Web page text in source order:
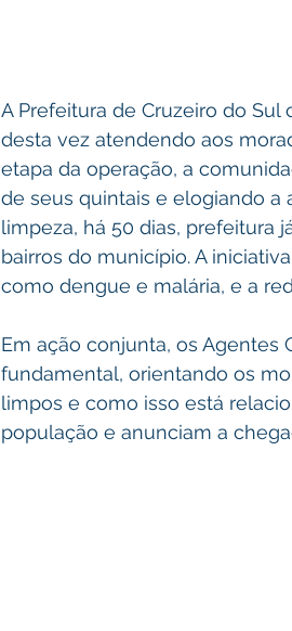
A Prefeitura de Cruzeiro do
desta vez atendendo aos
etapa da operação, a
de seus quintais e elogiando a
limpeza, há 50 dias, prefeitura
bairros do município. A
como dengue e malária, e a
Em ação conjunta, os
fundamental, orientando os
limpos e como isso está
população e anunciam a